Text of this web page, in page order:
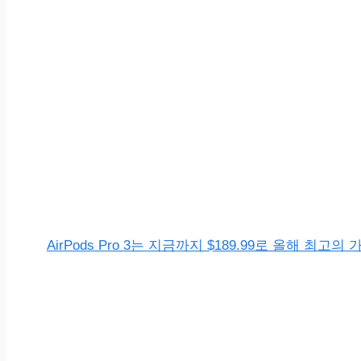
AirPods Pro 3는 지금까지 $189.99로 올해 최고의